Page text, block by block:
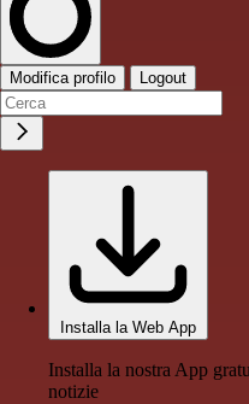
Modifica profilo Logout
Installa la Web App
Installa la nostra App
notizie